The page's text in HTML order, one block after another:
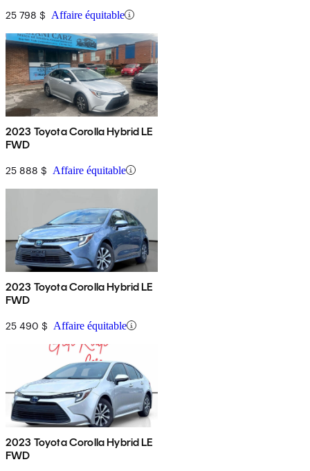
25 798 $ Affaire équitable
2023 Toyota Corolla Hybrid LE
FWD
25 888 $ Affaire équitable
2023 Toyota Corolla Hybrid LE
FWD
25 490 $ Affaire équitable
2023 Toyota Corolla Hybrid LE
FWD